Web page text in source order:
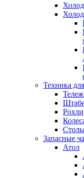
Техника
Рохли
Запасные
Атол